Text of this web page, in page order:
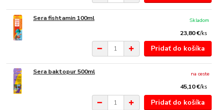
Sera fishtamin 100ml
23,80 €/ks
Skladom
Pridať do košíka
Sera baktopur 500ml
45,10 €/ks
na ceste
Pridať do košíka